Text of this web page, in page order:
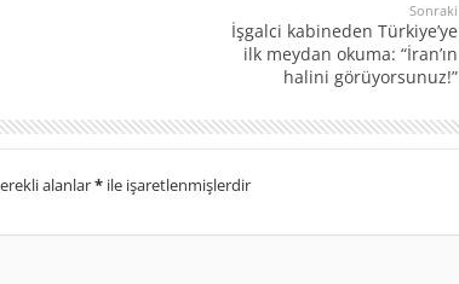
Sonraki
İşgalci kabineden Türkiye’ye
ilk meydan okuma: “İran’ın
halini görüyorsunuz!”
alanlar*ile işaretlenmişlerdir